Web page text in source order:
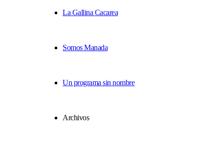
La Gallina Cacarea
Somos Manada
Un programa sin nombre
Archivos